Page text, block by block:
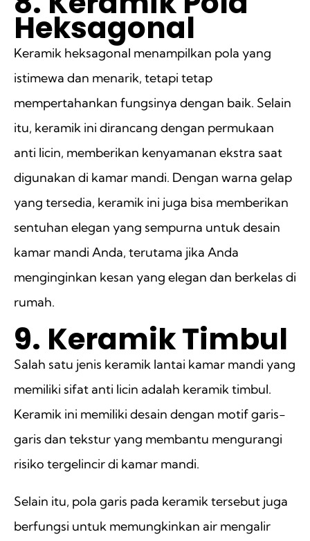
Heksagonal
Keramik heksagonal menampilkan pola yang
istimewa dan menarik, tetapi tetap
mempertahankan fungsinya dengan baik. Selain
itu, keramik ini dirancang dengan permukaan
anti licin, memberikan kenyamanan ekstra saat
digunakan di kamar mandi. Dengan warna gelap
yang tersedia, keramik ini juga bisa memberikan
sentuhan elegan yang sempurna untuk desain
kamar mandi Anda, terutama jika Anda
menginginkan kesan yang elegan dan berkelas di
rumah.
9. Keramik Timbul
Salah satu jenis keramik lantai kamar mandi yang
memiliki sifat anti licin adalah keramik timbul.
Keramik ini memiliki desain dengan motif garis-
garis dan tekstur yang membantu mengurangi
risiko tergelincir di kamar mandi.
Selain itu, pola garis pada keramik tersebut juga
berfungsi untuk memungkinkan air mengalir